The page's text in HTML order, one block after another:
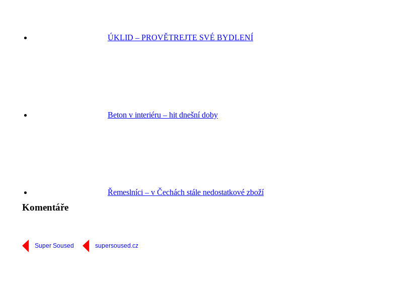
ÚKLID – PROVĚTREJTE SVÉ BYDLENÍ
Beton v interiéru – hit dnešní doby
Řemeslníci – v Čechách stále nedostatkové zboží
Komentáře
Super Soused supersoused.cz